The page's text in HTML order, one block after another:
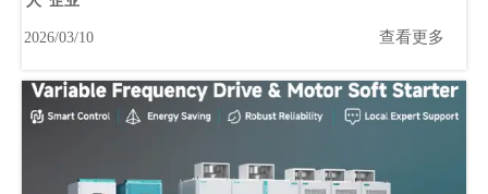
2026/03/10 查看更多